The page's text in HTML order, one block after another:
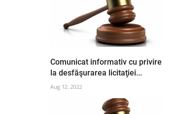
Comunicat informativ cu privire
la desfăşurarea licitaţiei...
Aug 12, 2022